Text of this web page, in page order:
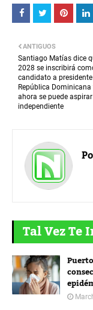
ANTIGUOS
Santiago Matías dice
2028 se inscribirá
candidato a presidente
República Dominicana
ahora se puede aspirar
independiente
Tal Vez Te